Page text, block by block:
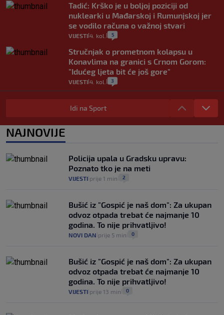
Tadić: Krško je u boljoj poziciji od
nuklearki u Mađarskoj i Rumunjskoj jer
se vodilo računa o važnoj stvari
VIJESTI 4. kol. 5
Stručnjak o prometnom kolapsu u
Konavlima na granici s Crnom Gorom:
"Idućeg ljeta bit će još gore"
VIJESTI 4. kol. 3
Iz Hrvatske u Italiju može se i preko
mora. Provjerili smo brodske linije i
2
rajčica košta deset eura: "Nećete ih
vidjeti na akcijama u trgovinama"
8
Idi na Sport
NAJNOVIJE
Policija upala u Gradsku upravu:
Poznato tko je na meti
VIJESTI prije 1 min 2
Bušić iz "Gospić je naš dom": Za ukupan
odvoz otpada trebat će najmanje 10
godina. To nije prihvatljivo!
NOVI DAN prije 5 min 0
Bušić iz "Gospić je naš dom": Za ukupan
odvoz otpada trebat će najmanje 10
godina. To nije prihvatljivo!
VIJESTI prije 13 min 0